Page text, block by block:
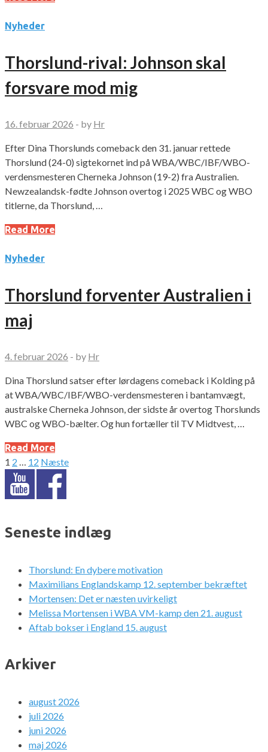
Nyheder
Thorslund-rival: Johnson skal
forsvare mod mig
16. februar 2026 - by Hr
Efter Dina Thorslunds comeback den 31. januar rettede
Thorslund (24-0) sigtekornet ind på WBA/WBC/IBF/WBO-
verdensmesteren Cherneka Johnson (19-2) fra Australien.
Newzealandsk-fødte Johnson overtog i 2025 WBC og WBO
titlerne, da Thorslund, …
Read More
Nyheder
Thorslund forventer Australien i
maj
4. februar 2026 - by Hr
Dina Thorslund satser efter lørdagens comeback i Kolding på
at WBA/WBC/IBF/WBO-verdensmesteren i bantamvægt,
australske Cherneka Johnson, der sidste år overtog Thorslunds
WBC og WBO-bælter. Og hun fortæller til TV Midtvest, …
Read More
Indlægsinddeling
1 2 … 12 Næste
Seneste indlæg
Thorslund: En dybere motivation
Maximilians Englandskamp 12. september bekræftet
Mortensen: Det er næsten uvirkeligt
Melissa Mortensen i WBA VM-kamp den 21. august
Aftab bokser i England 15. august
Arkiver
august 2026
juli 2026
juni 2026
maj 2026